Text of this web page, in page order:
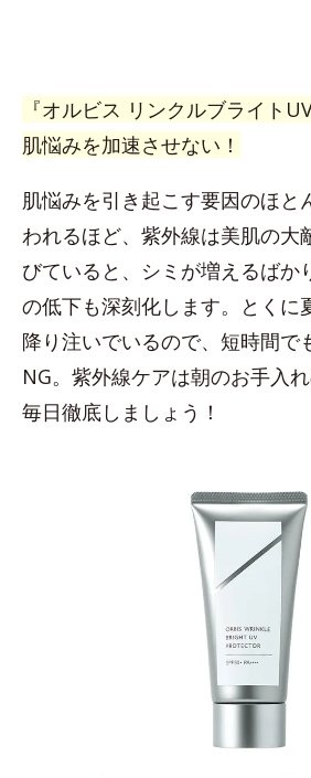
『オルビス リンクルブライト
肌悩みを加速させない！
肌悩みを引き起こす要因のほと
われるほど、紫外線は美肌の
びていると、シミが増えるばか
の低下も深刻化します。とくに
降り注いでいるので、短時間で
NG。紫外線ケアは朝のお手入れ
毎日徹底しましょう！